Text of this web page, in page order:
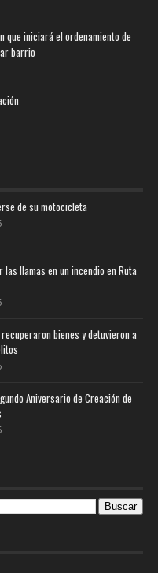
que iniciará el ordenamiento de
barrio
de su motocicleta
llamas en un incendio en Ruta
bienes y detuvieron a
Aniversario de Creación de